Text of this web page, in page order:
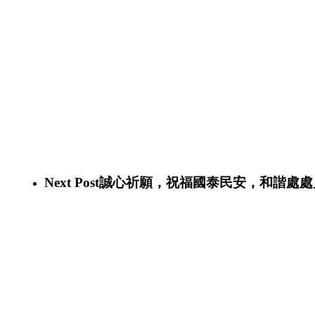
Next Post誠心祈願，祝福國泰民安，和諧處